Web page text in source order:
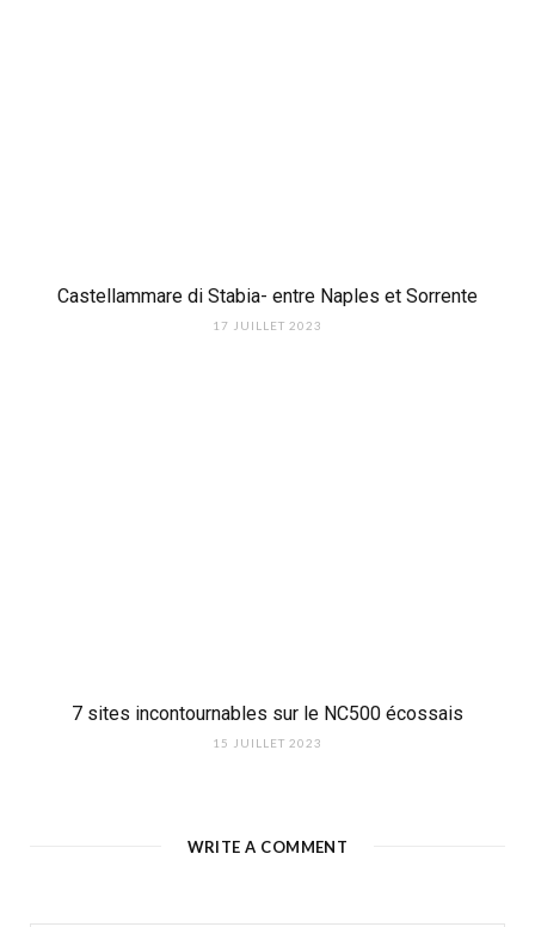
Castellammare di Stabia- entre Naples et Sorrente
17 JUILLET 2023
7 sites incontournables sur le NC500 écossais
15 JUILLET 2023
WRITE A COMMENT